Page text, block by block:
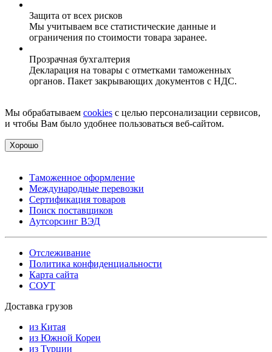
Защита от всех рисков
Мы учитываем все статистические данные и
ограничения по стоимости товара заранее.
Прозрачная бухгалтерия
Декларация на товары с отметками таможенных
органов. Пакет закрывающих документов с НДС.
Мы обрабатываем cookies с целью персонализации сервисов,
и чтобы Вам было удобнее пользоваться веб-сайтом.
Хорошо
Таможенное оформление
Международные перевозки
Сертификация товаров
Поиск поставщиков
Аутсорсинг ВЭД
Отслеживание
Политика конфиденциальности
Карта сайта
СОУТ
Доставка грузов
из Китая
из Южной Кореи
из Турции